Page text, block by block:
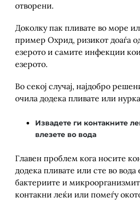
отворени.
Доколку пак пливате во море
пример Охрид, ризикот доаѓа
езерото и самите инфекции
езерото.
Во секој случај, најдобро
очила додека пливате или
Извадете ги контакните
влезете во вода
Главен проблем кога носите
додека пливате или сте во
бактериите и
контакни леќи или помеѓу